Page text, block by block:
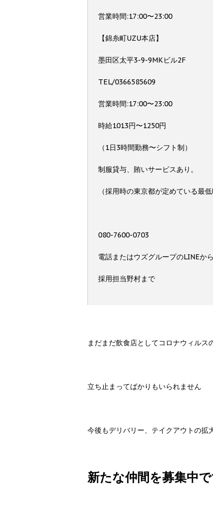
営業時間:17:00〜23:00
【錦糸町UZU本店】
墨田区太平3-9-9MKビル2F
TEL/0366585609
営業時間:17:00〜23:00
時給1013円〜1250円
（1日3時間勤務〜シフト制）
制服貸与、賄いサービスあり。
（採用時の東京都が定めている最
080-7600-0703
電話またはウズグループのLINEか
採用担当野村まで
まだまだ飲食店としてコロナウィル
立ち止まってばかりもいられません
今後もデリバリー、テイクアウトの拡
新たな仲間を募集中で